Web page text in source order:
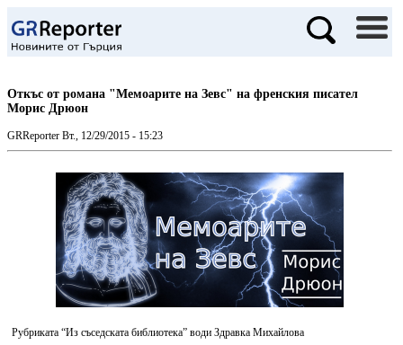
Откъс от романа "Мемоарите на Зевс" на френския писател
Морис Дрюон
GRReporter Вт., 12/29/2015 - 15:23
Рубриката “Из съседската библиотека” води Здравка Михайлова